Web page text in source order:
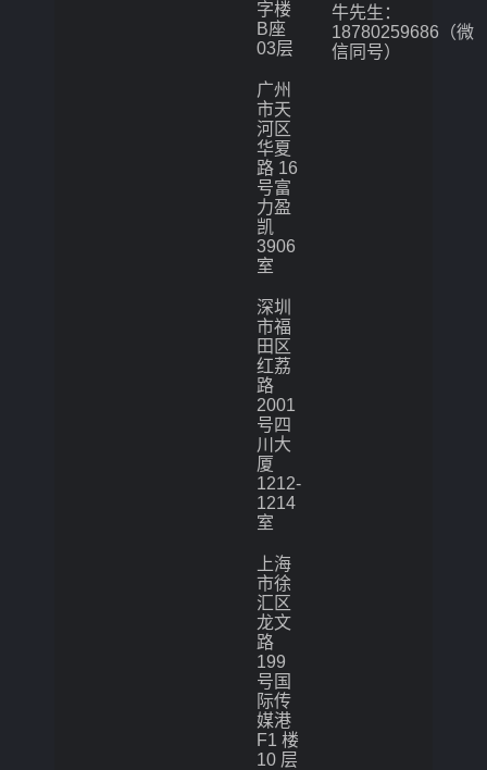
字楼
B座
03层
广州
市天
河区
华夏
路 16
号富
力盈
凯
3906
室
深圳
市福
田区
红荔
路
2001
号四
川大
厦
1212-
1214
室
上海
市徐
汇区
龙文
路
199
号国
际传
媒港
F1 楼
10 层
牛先生：
18780259686（微
信同号）